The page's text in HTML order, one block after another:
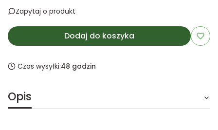
Zapytaj o produkt
Dodaj do koszyka
Czas wysyłki:48 godzin
Opis